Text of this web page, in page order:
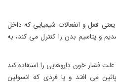
فعل و انفعالات شیمیایی که داخل
و پتاسیم بدن را کنترل می کند، به
فشار خون داروهایی را استفاده کند
می افتد و یا فردی که انسولین